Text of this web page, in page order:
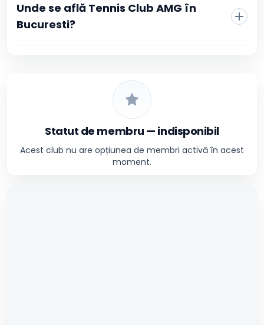
Unde se află Tennis Club AMG în
Bucuresti?
Statut de membru — indisponibil
Acest club nu are opțiunea de membri activă în acest
moment.